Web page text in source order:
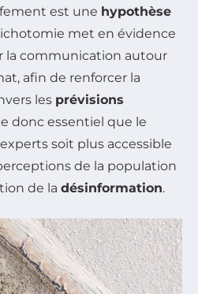
est une hypothèse
met en évidence
la communication autour
afin de renforcer la
les prévisions
donc essentiel que le
soit plus accessible
de la population
de la désinformation.